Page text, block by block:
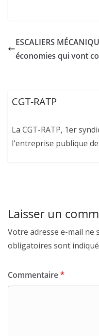
ESCALIERS
économies qui vont
CGT-RATP
La CGT-RATP, 1er
l'entreprise publique
Laisser un
Votre adresse e-mail ne
obligatoires sont
Commentaire*